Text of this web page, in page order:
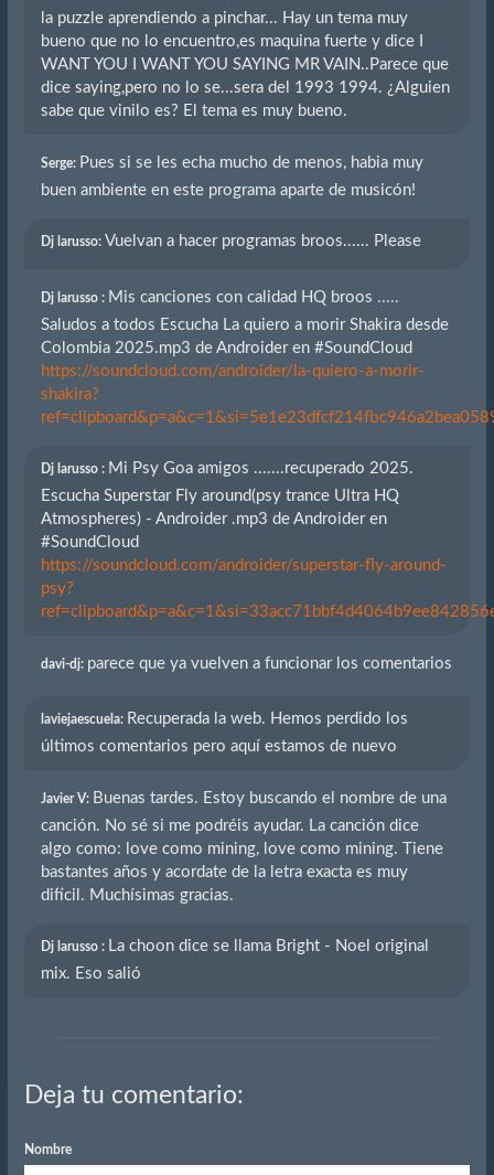
la puzzle aprendiendo a pinchar... Hay un tema muy
bueno que no lo encuentro,es maquina fuerte y dice I
WANT YOU I WANT YOU SAYING MR VAIN..Parece que
dice saying,pero no lo se...sera del 1993 1994. ¿Alguien
sabe que vinilo es? El tema es muy bueno.
Serge: Pues si se les echa mucho de menos, habia muy
buen ambiente en este programa aparte de musicón!
Dj larusso: Vuelvan a hacer programas broos...... Please
Dj larusso : Mis canciones con calidad HQ broos .....
Saludos a todos Escucha La quiero a morir Shakira desde
Colombia 2025.mp3 de Androider en #SoundCloud
https://soundcloud.com/androider/la-quiero-a-morir-
shakira?
Dj larusso : Mi Psy Goa amigos .......recuperado 2025.
Escucha Superstar Fly around(psy trance Ultra HQ
Atmospheres) - Androider .mp3 de Androider en
#SoundCloud
https://soundcloud.com/androider/superstar-fly-around-
psy?
davi-dj: parece que ya vuelven a funcionar los comentarios
laviejaescuela: Recuperada la web. Hemos perdido los
últimos comentarios pero aquí estamos de nuevo
Javier V: Buenas tardes. Estoy buscando el nombre de una
canción. No sé si me podréis ayudar. La canción dice
algo como: love como mining, love como mining. Tiene
bastantes años y acordate de la letra exacta es muy
difícil. Muchísimas gracias.
Dj larusso : La choon dice se llama Bright - Noel original
mix. Eso salió
Deja tu comentario:
Nombre